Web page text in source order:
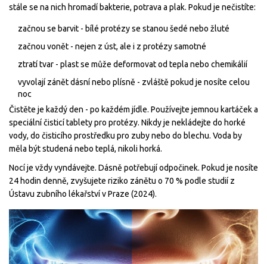
stále se na nich hromadí bakterie, potrava a plak. Pokud je nečistíte:
začnou se barvit - bílé protézy se stanou šedé nebo žluté
začnou vonět - nejen z úst, ale i z protézy samotné
ztratí tvar - plast se může deformovat od tepla nebo chemikálií
vyvolají zánět dásní nebo plísně - zvláště pokud je nosíte celou
noc
Čistěte je každý den - po každém jídle. Používejte jemnou kartáček a
speciální čisticí tablety pro protézy. Nikdy je nekládejte do horké
vody, do čisticího prostředku pro zuby nebo do blechu. Voda by
měla být studená nebo teplá, nikoli horká.
Nocí je vždy vyndávejte. Dásně potřebují odpočinek. Pokud je nosíte
24 hodin denně, zvyšujete riziko zánětu o 70 % podle studií z
Ústavu zubního lékařství v Praze (2024).